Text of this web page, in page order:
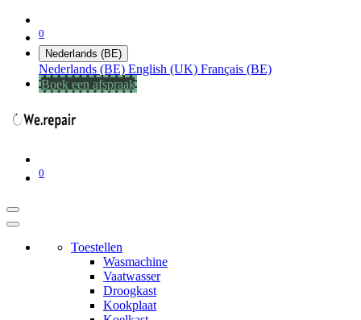
0
Nederlands (BE)
Nederlands (BE) English (UK) Français (BE)
Boek een afspraak
0
Toestellen
Wasmachine
Vaatwasser
Droogkast
Kookplaat